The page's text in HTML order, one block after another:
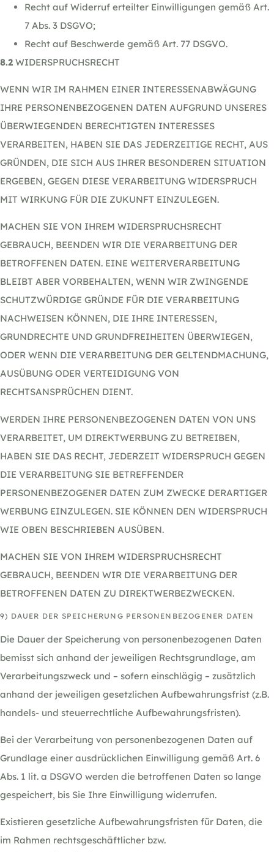
Recht auf Widerruf erteilter Einwilligungen gemäß Art.
7 Abs. 3 DSGVO;
Recht auf Beschwerde gemäß Art. 77 DSGVO.
8.2 WIDERSPRUCHSRECHT
WENN WIR IM RAHMEN EINER INTERESSENABWÄGUNG
IHRE PERSONENBEZOGENEN DATEN AUFGRUND UNSERES
ÜBERWIEGENDEN BERECHTIGTEN INTERESSES
VERARBEITEN, HABEN SIE DAS JEDERZEITIGE RECHT, AUS
GRÜNDEN, DIE SICH AUS IHRER BESONDEREN SITUATION
ERGEBEN, GEGEN DIESE VERARBEITUNG WIDERSPRUCH
MIT WIRKUNG FÜR DIE ZUKUNFT EINZULEGEN.
MACHEN SIE VON IHREM WIDERSPRUCHSRECHT
GEBRAUCH, BEENDEN WIR DIE VERARBEITUNG DER
BETROFFENEN DATEN. EINE WEITERVERARBEITUNG
BLEIBT ABER VORBEHALTEN, WENN WIR ZWINGENDE
SCHUTZWÜRDIGE GRÜNDE FÜR DIE VERARBEITUNG
NACHWEISEN KÖNNEN, DIE IHRE INTERESSEN,
GRUNDRECHTE UND GRUNDFREIHEITEN ÜBERWIEGEN,
ODER WENN DIE VERARBEITUNG DER GELTENDMACHUNG,
AUSÜBUNG ODER VERTEIDIGUNG VON
RECHTSANSPRÜCHEN DIENT.
WERDEN IHRE PERSONENBEZOGENEN DATEN VON UNS
VERARBEITET, UM DIREKTWERBUNG ZU BETREIBEN,
HABEN SIE DAS RECHT, JEDERZEIT WIDERSPRUCH GEGEN
DIE VERARBEITUNG SIE BETREFFENDER
PERSONENBEZOGENER DATEN ZUM ZWECKE DERARTIGER
WERBUNG EINZULEGEN. SIE KÖNNEN DEN WIDERSPRUCH
WIE OBEN BESCHRIEBEN AUSÜBEN.
MACHEN SIE VON IHREM WIDERSPRUCHSRECHT
GEBRAUCH, BEENDEN WIR DIE VERARBEITUNG DER
BETROFFENEN DATEN ZU DIREKTWERBEZWECKEN.
9) DAUER DER SPEICHERUNG PERSONENBEZOGENER DATEN
Die Dauer der Speicherung von personenbezogenen Daten
bemisst sich anhand der jeweiligen Rechtsgrundlage, am
Verarbeitungszweck und – sofern einschlägig – zusätzlich
anhand der jeweiligen gesetzlichen Aufbewahrungsfrist (z.B.
handels- und steuerrechtliche Aufbewahrungsfristen).
Bei der Verarbeitung von personenbezogenen Daten auf
Grundlage einer ausdrücklichen Einwilligung gemäß Art. 6
Abs. 1 lit. a DSGVO werden die betroffenen Daten so lange
gespeichert, bis Sie Ihre Einwilligung widerrufen.
Existieren gesetzliche Aufbewahrungsfristen für Daten, die
im Rahmen rechtsgeschäftlicher bzw.